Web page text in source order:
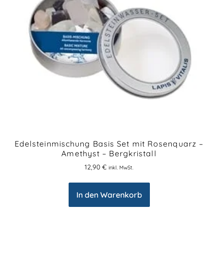
Edelsteinmischung Basis Set mit Rosenquarz –
Amethyst – Bergkristall
12,90 € inkl. MwSt.
In den Warenkorb